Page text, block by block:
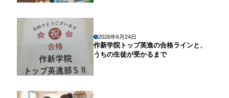
2026年6月24日
作新学院トップ英進の合格ラインと、
うちの生徒が受かるまで